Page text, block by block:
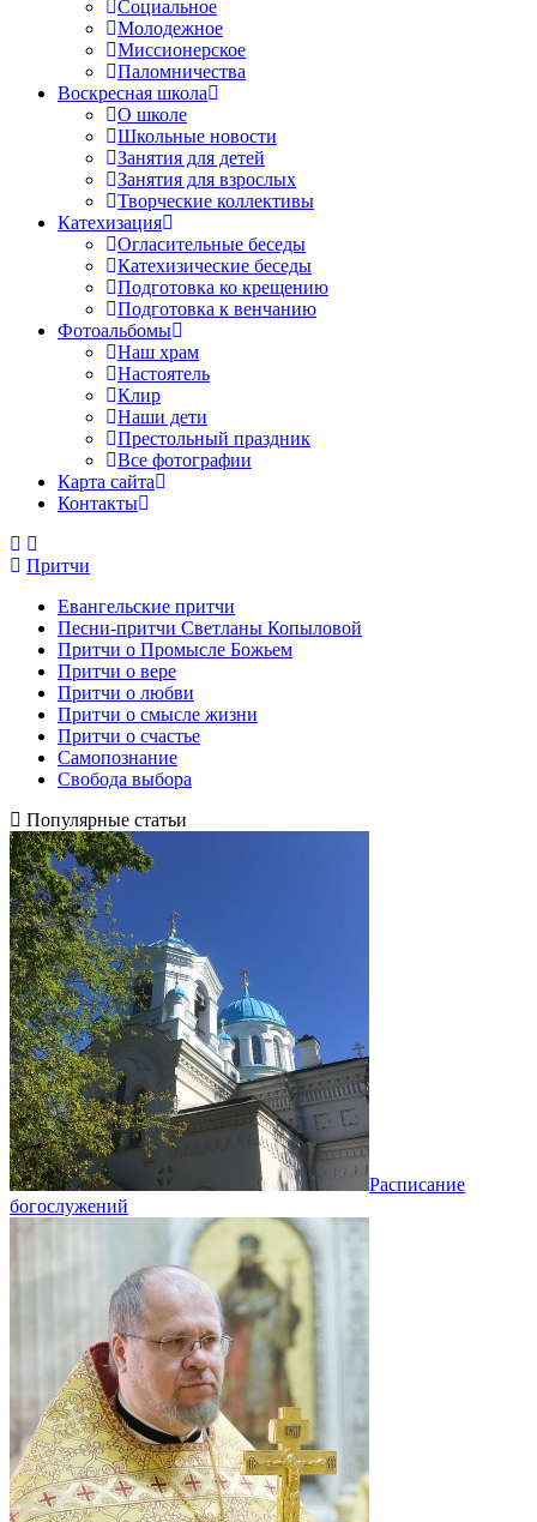
Социальное
Молодежное
Миссионерское
Паломничества
Воскресная школа
О школе
Школьные новости
Занятия для детей
Занятия для взрослых
Творческие коллективы
Катехизация
Огласительные беседы
Катехизические беседы
Подготовка ко крещению
Подготовка к венчанию
Фотоальбомы
Наш храм
Настоятель
Клир
Наши дети
Престольный праздник
Все фотографии
Карта сайта
Контакты
Притчи
Евангельские притчи
Песни-притчи Светланы Копыловой
Притчи о Промысле Божьем
Притчи о вере
Притчи о любви
Притчи о смысле жизни
Притчи о счастье
Самопознание
Свобода выбора
Популярные статьи
Расписание
богослужений